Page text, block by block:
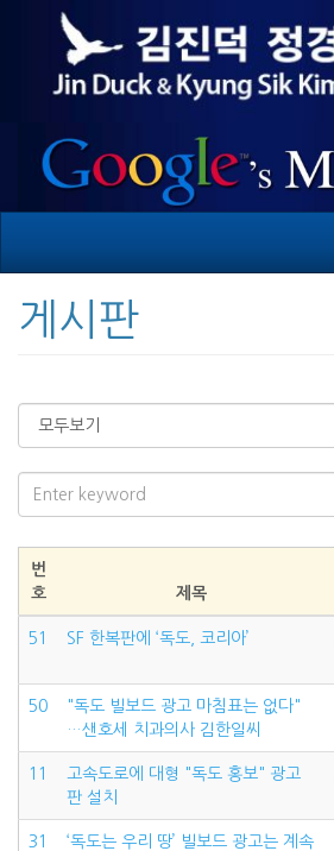
게시판
번
호
제목
51 SF 한복판에 ‘독도, 코리아’
50
"독도 빌보드 광고 마침표는 없다"
…샌호세 치과의사 김한일씨
11
고속도로에 대형 "독도 홍보" 광고
판 설치
31
‘독도는 우리 땅’ 빌보드 광고는 계속